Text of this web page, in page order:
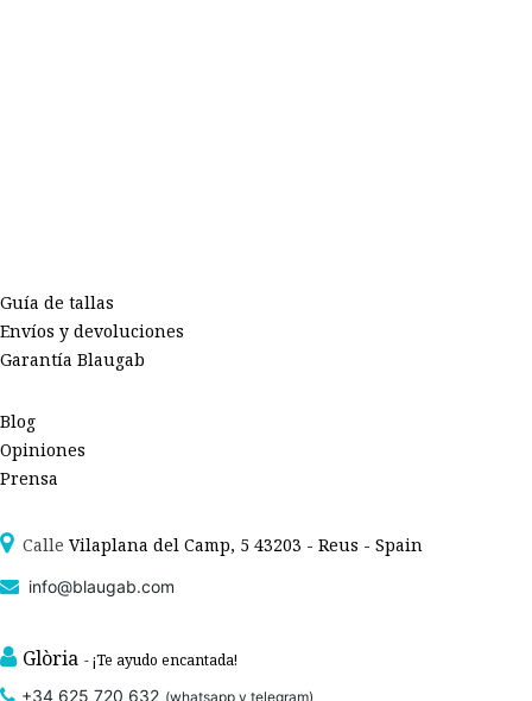
Guía de tallas
Envíos y devoluciones
Garantía Blaugab
Blog
Opiniones
Prensa
Calle Vilaplana del Camp, 5 43203 - Reus - Spain
info@blaugab.com
Glòria - ¡Te ayudo encantada!
+34 625 720 632 (whatsapp y telegram)